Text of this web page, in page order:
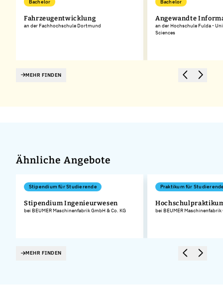
Bachelor
Fahrzeugentwicklung
an der Fachhochschule Dortmund
Bachelor
Angewandte
an der Hochschule Fulda -
Sciences
MEHR FINDEN
Ähnliche Angebote
Stipendium für Studierende
Stipendium Ingenieurwesen
bei BEUMER Maschinenfabrik GmbH & Co. KG
Praktikum für
bei BEUMER Maschinenfabrik
MEHR FINDEN